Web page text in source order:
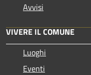
Avvisi
VIVERE IL COMUNE
Luoghi
Eventi